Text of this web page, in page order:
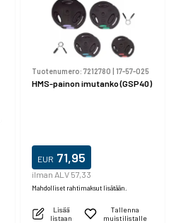
Tuotenumero: 7212780 | 17-57-025
HMS-painon imutanko (GSP40)
EUR 71,95
ilman ALV 57,33
Mahdolliset rahtimaksut lisätään.
Lisää
listaan
Tallenna
muistilistalle